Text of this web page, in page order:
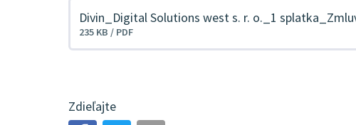
Stiahnuť
Divin_Digital Solutions west s. r. o._1
235 KB / PDF
Zdieľajte